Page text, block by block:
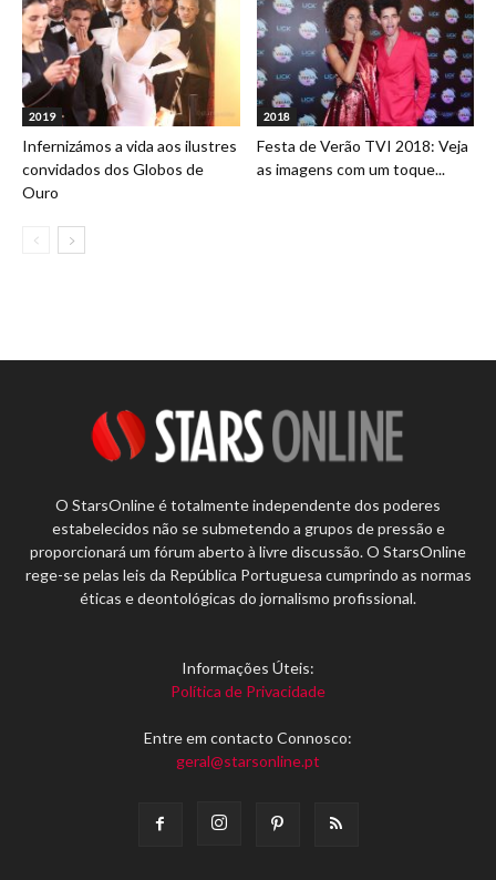
2019
Infernizámos a vida aos ilustres
convidados dos Globos de
Ouro
2018
Festa de Verão TVI 2018: Veja
as imagens com um toque...
O StarsOnline é totalmente independente dos poderes
estabelecidos não se submetendo a grupos de pressão e
proporcionará um fórum aberto à livre discussão. O StarsOnline
rege-se pelas leis da República Portuguesa cumprindo as normas
éticas e deontológicas do jornalismo profissional.
Informações Úteis:
Política de Privacidade
Entre em contacto Connosco:
geral@starsonline.pt